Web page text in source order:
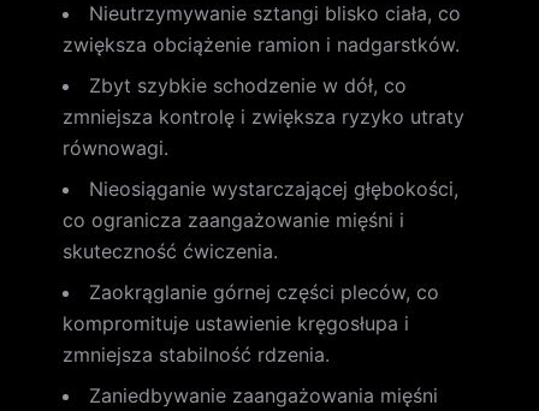
Nieutrzymywanie sztangi blisko ciała, co
zwiększa obciążenie ramion i nadgarstków.
Zbyt szybkie schodzenie w dół, co
zmniejsza kontrolę i zwiększa ryzyko utraty
równowagi.
Nieosiąganie wystarczającej głębokości,
co ogranicza zaangażowanie mięśni i
skuteczność ćwiczenia.
Zaokrąglanie górnej części pleców, co
kompromituje ustawienie kręgosłupa i
zmniejsza stabilność rdzenia.
Zaniedbywanie zaangażowania mięśni